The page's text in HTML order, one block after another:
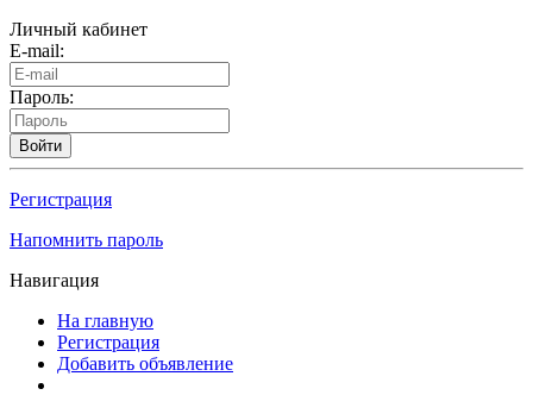
Личный кабинет
E-mail:
Пароль:
Войти
Регистрация
Напомнить пароль
Навигация
На главную
Регистрация
Добавить объявление